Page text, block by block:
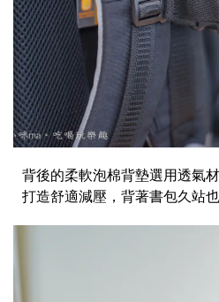
背後的柔軟泡棉背墊選用透氣
打造舒適減壓，背著書包久站